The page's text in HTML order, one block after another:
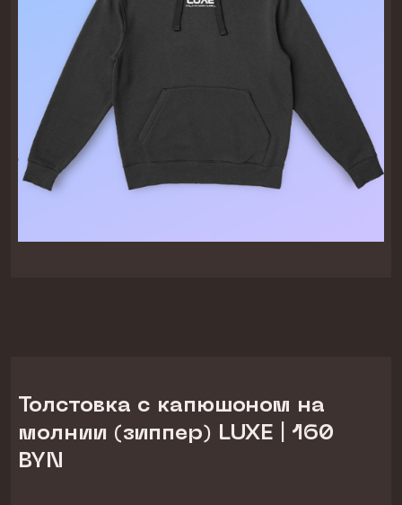
Толстовка с капюшоном на
молнии (зиппер) LUXE | 160
BYN